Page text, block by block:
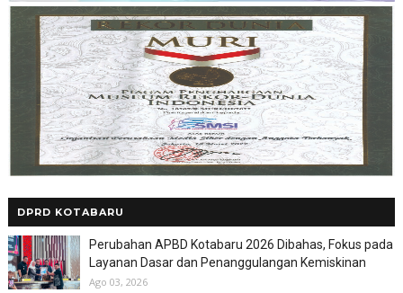
DPRD KOTABARU
Perubahan APBD Kotabaru 2026 Dibahas, Fokus pada
Layanan Dasar dan Penanggulangan Kemiskinan
Ago 03, 2026